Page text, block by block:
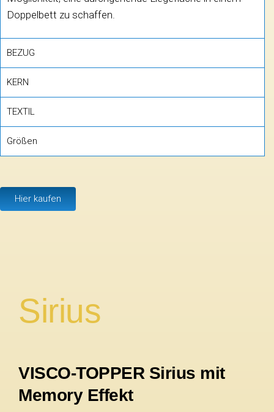
Doppelbett zu schaffen.
BEZUG
KERN
TEXTIL
Größen
Hier kaufen
Sirius
VISCO-TOPPER Sirius mit
Memory Effekt